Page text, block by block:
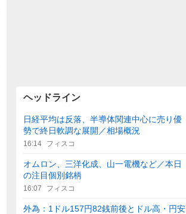
ヘッドライン
日経平均は反落、半導体関連中心に売り優
勢で終日軟調な展開／相場概況
16:14 フィスコ
オムロン、三洋化成、山一電機など／本日
の注目個別銘柄
16:07 フィスコ
外為：1ドル157円82銭前後とドル高・円安